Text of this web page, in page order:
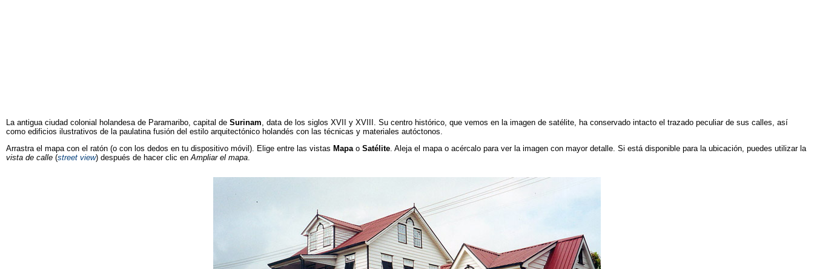
La antigua ciudad colonial holandesa de Paramaribo, capital de Surinam , data de los siglos XVII y XVIII. Su centro histórico, que vemos en la imagen de satélite, ha conservado intacto el trazado peculiar de sus calles, así
como edificios ilustrativos de la paulatina fusión del estilo arquitectónico holandés con las técnicas y materiales autóctonos.
Arrastra el mapa con el ratón (o con los dedos en tu dispositivo móvil). Elige entre las vistas Mapa o Satélite . Aleja el mapa o acércalo para ver la imagen con mayor detalle. Si está disponible para la ubicación, puedes utilizar la
vista de calle (street view) después de hacer clic en Ampliar el mapa